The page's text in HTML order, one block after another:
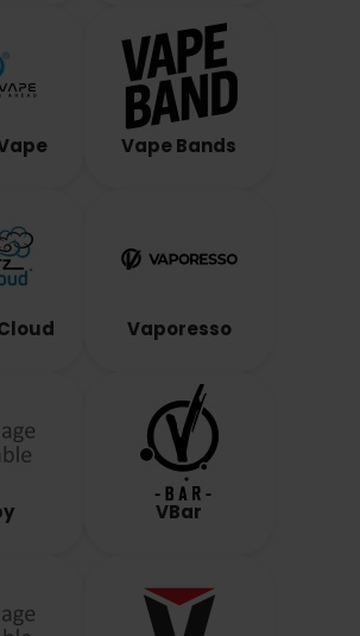
Vape Bands
Vaporesso
VBar